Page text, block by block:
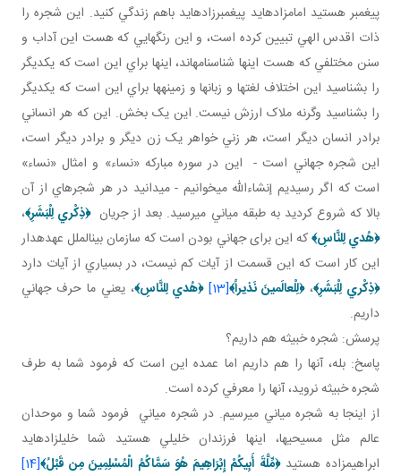
پيغمبر هستيد امامزاده ايد پيغمبرزاده ايد باهم زندگي کنيد. اين شجره را
ذات اقدس الهي تبيين کرده است، و اين رنگ هايي که هست اين آداب و
سنن مختلفي که هست اينها شناسنامه اند، اينها براي اين است که يکديگر
را بشناسيد اين اختلاف لغت ها و زبان ها و زمينه ها براي اين است که يکديگر
را بشناسيد وگرنه ملاک ارزش نيست. اين يک بخش. اين که هر انساني
برادر انسان ديگر است، هر زني خواهر يک زن ديگر و برادر ديگر است،
اين شجره جهاني است - اين در سوره مبارکه «نساء» و امثال «نساء»
است که اگر رسيديم إن شاءالله مي خوانيم - مي دانيد در هر شجره اي از آن
بالا که شروع کرديد به طبقه مياني مي رسيد. بعد از جريان﴿ذِكْري‏ لِلْبَشَرِ﴾،
﴿هُدي لِلنَّاسِ﴾که اين برای جهاني بودن است که سازمان بين الملل عهده دار
اين کار است که اين قسمت از آيات کم نيست، در بسياري از آيات دارد
﴿ذِكْري‏ لِلْبَشَرِ﴾،﴿لِلْعالَمينَ نَذيراً﴾[13] ﴿هُدي لِلنَّاسِ﴾، يعني ما حرف جهاني
داريم.
پرسش: شجره خبيثه هم داريم؟
پاسخ: بله، آنها را هم داريم اما عمده اين است که فرمود شما به طرف
شجره خبيثه نرويد، آنها را معرفي کرده است.
از اينجا به شجره مياني مي رسيم. در شجره مياني فرمود شما و موحدان
عالم مثل مسيحي ها، اينها فرزندان خليلي هستيد شما خليل زاده ايد
ابراهيم زاده هستيد﴿مِّلَّةَ أَبِيكُمْ إِبْرَاهِيمَ هُوَ سَمَّاكُمُ الْمُسْلِمِينَ مِن قَبْلُ﴾[14]